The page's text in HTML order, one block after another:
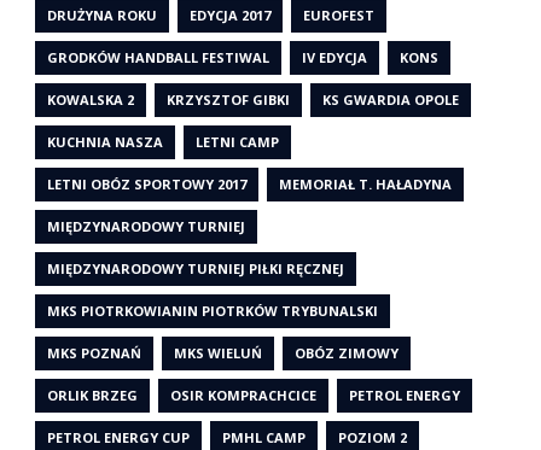
DRUŻYNA ROKU EDYCJA 2017 EUROFEST
GRODKÓW HANDBALL FESTIWAL IV EDYCJA KONS
KOWALSKA 2 KRZYSZTOF GIBKI KS GWARDIA OPOLE
KUCHNIA NASZA LETNI CAMP
LETNI OBÓZ SPORTOWY 2017 MEMORIAŁ T. HAŁADYNA
MIĘDZYNARODOWY TURNIEJ
MIĘDZYNARODOWY TURNIEJ PIŁKI RĘCZNEJ
MKS PIOTRKOWIANIN PIOTRKÓW TRYBUNALSKI
MKS POZNAŃ MKS WIELUŃ OBÓZ ZIMOWY
ORLIK BRZEG OSIR KOMPRACHCICE PETROL ENERGY
PETROL ENERGY CUP PMHL CAMP POZIOM 2